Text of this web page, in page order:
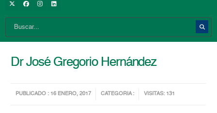
Dr José Gregorio Hernández
PUBLICADO : 16 ENERO, 2017 CATEGORIA : VISITAS: 131